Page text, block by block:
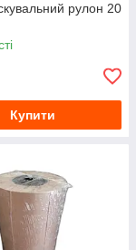
рулон 20
Купити